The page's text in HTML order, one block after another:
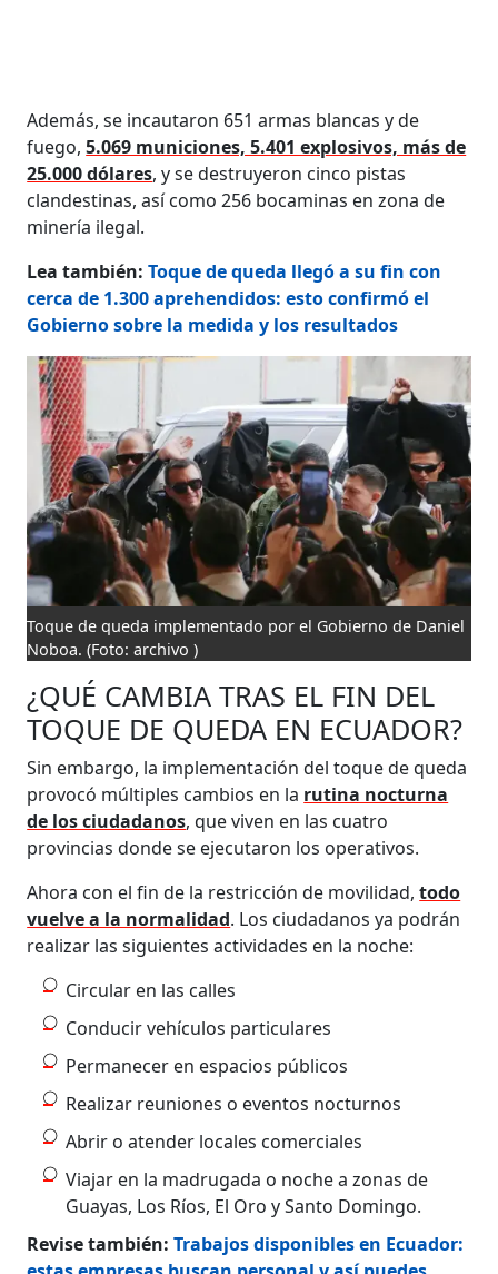
Además, se incautaron 651 armas blancas y de
fuego,5.069 municiones, 5.401 explosivos, más de
25.000 dólares, y se destruyeron cinco pistas
clandestinas, así como 256 bocaminas en zona de
minería ilegal.
Lea también:Toque de queda llegó a su fin con
cerca de 1.300 aprehendidos: esto confirmó el
Gobierno sobre la medida y los resultados
Toque de queda implementado por el Gobierno de Daniel
Noboa. (Foto: archivo )
¿QUÉ CAMBIA TRAS EL FIN DEL
TOQUE DE QUEDA EN ECUADOR?
Sin embargo, la implementación del toque de queda
provocó múltiples cambios en la rutina nocturna
de los ciudadanos, que viven en las cuatro
provincias donde se ejecutaron los operativos.
Ahora con el fin de la restricción de movilidad,todo
vuelve a la normalidad. Los ciudadanos ya podrán
realizar las siguientes actividades en la noche:
Circular en las calles
Conducir vehículos particulares
Permanecer en espacios públicos
Realizar reuniones o eventos nocturnos
Abrir o atender locales comerciales
Viajar en la madrugada o noche a zonas de
Guayas, Los Ríos, El Oro y Santo Domingo.
Revise también:Trabajos disponibles en Ecuador: